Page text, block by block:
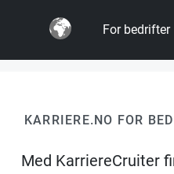
For bedrifter
KARRIERE.NO FOR
Med KarriereCruiter